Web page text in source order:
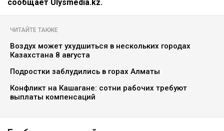
Апелляционный суд Алматы рассмотрел спор о
смертельном ДТП на проспекте аль-Фараби. Отец
одной из погибших в аварии девушек просил
увеличить выплату с 10 до 100 миллионов тенге,